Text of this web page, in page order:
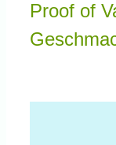
Knowledge
Proof of